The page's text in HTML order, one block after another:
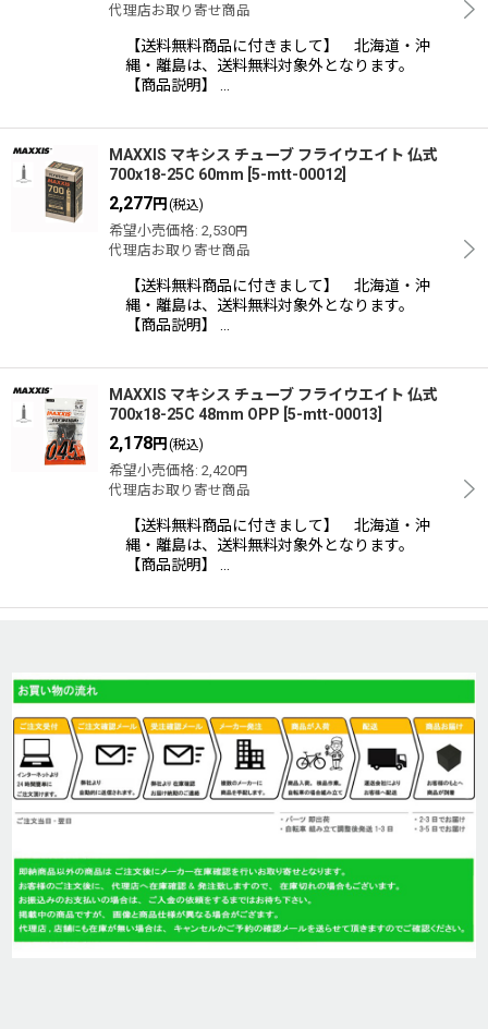
代理店お取り寄せ商品
【送料無料商品に付きまして】 北海道・沖
縄・離島は、送料無料対象外となります。
【商品説明】 …
MAXXIS マキシス チューブ フライウエイト 仏式
700x18-25C 60mm 5-mtt-00012
2,277円 (税込)
希望小売価格: 2,530円
代理店お取り寄せ商品
【送料無料商品に付きまして】 北海道・沖
縄・離島は、送料無料対象外となります。
【商品説明】 …
MAXXIS マキシス チューブ フライウエイト 仏式
700x18-25C 48mm OPP 5-mtt-00013
2,178円 (税込)
希望小売価格: 2,420円
代理店お取り寄せ商品
【送料無料商品に付きまして】 北海道・沖
縄・離島は、送料無料対象外となります。
【商品説明】 …